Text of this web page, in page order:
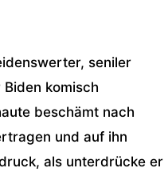
seniler
komisch
beschämt nach
und auf ihn
als unterdrücke er